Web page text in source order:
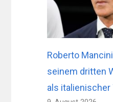
Roberto
seinem dritten
als